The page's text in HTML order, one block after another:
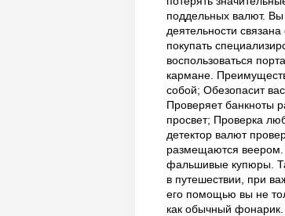
поддельных валют.
деятельности
покупать
воспользоваться
кармане.
собой; Обезопасит
Проверяет банкноты
просвет; Проверка
детектор валют
размещаются веером.
фальшивые купюры.
в путешествии, при
его помощью вы не
как обычный фонарик.